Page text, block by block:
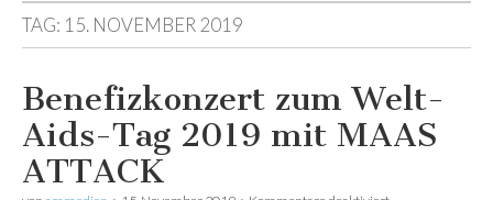
TAG: 15. NOVEMBER 2019
Benefizkonzert zum Welt-
Aids-Tag 2019 mit MAAS
ATTACK